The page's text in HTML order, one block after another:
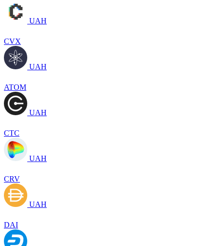
UAH
CVX
UAH
ATOM
UAH
CTC
UAH
CRV
UAH
DAI